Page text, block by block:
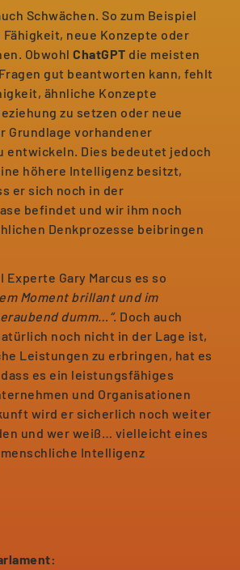
Schwächen. So zum Beispiel
neue Konzepte oder
ObwohlChatGPT die meisten
gut beantworten kann, fehlt
ähnliche Konzepte
zu setzen oder neue
Grundlage vorhandener
entwickeln. Dies bedeutet jedoch
höhere Intelligenz besitzt,
er sich noch in der
befindet und wir ihm noch
Denkprozesse beibringen
Gary Marcus es so
Moment brillant und im
dumm…“. Doch auch
noch nicht in der Lage ist,
Leistungen zu erbringen, hat es
es ein leistungsfähiges
und Organisationen
wird er sicherlich noch weiter
und wer weiß… vielleicht eines
Intelligenz